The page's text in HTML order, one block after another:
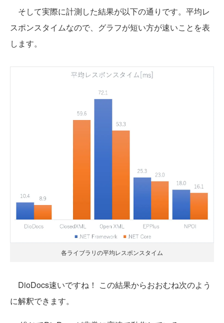
そして実際に計測した結果が以下の通りです。平均レ
スポンスタイムなので、グラフが短い方が速いことを表
します。
各ライブラリの平均レスポンスタイム
DioDocs速いですね！ この結果からおおむね次のよう
に解釈できます。